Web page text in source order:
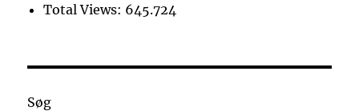
Total Views: 645.724
Søg